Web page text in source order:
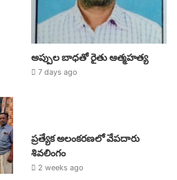
అప్పుల బాధతో రైతు ఆత్మహత్య
7 days ago
ప్రత్యేక అలంకరణలో వేపదారు
శివలింగం
2 weeks ago